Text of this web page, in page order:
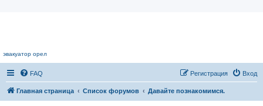
эвакуатор орел
FAQ Вход
Регистрация
Главная страница Список форумов Давайте познакомимся.